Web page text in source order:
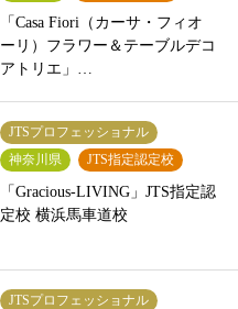
「Casa Fiori（カーサ・フィオ
ーリ）フラワー＆テーブルデコ
アトリエ」…
JTSプロフェッショナル
神奈川県
JTS指定認定校
「Gracious-LIVING」JTS指定認
定校 横浜馬車道校
JTSプロフェッショナル